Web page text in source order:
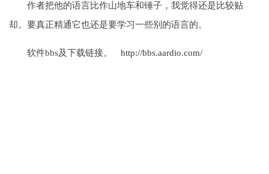
作者把他的语言比作山地车和锤子，我觉得还是比较贴
却。要真正精通它也还是要学习一些别的语言的。
软件bbs及下载链接。 http://bbs.aardio.com/